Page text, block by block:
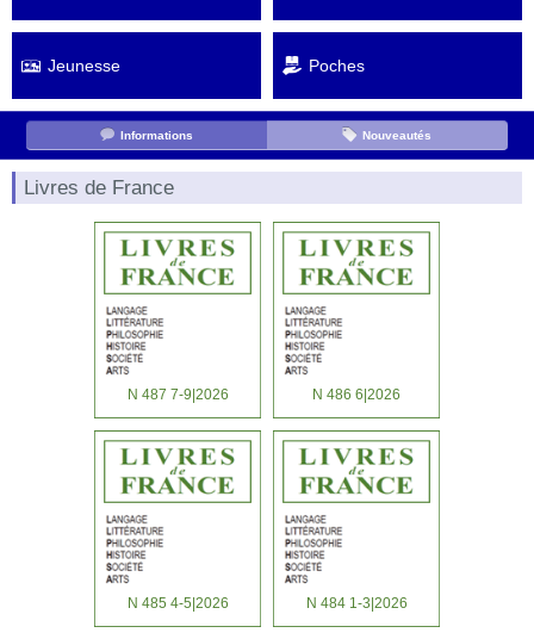
Jeunesse Poches
Informations Nouveautés
Livres de France
N 487 7-9|2026 N 486 6|2026
N 485 4-5|2026 N 484 1-3|2026